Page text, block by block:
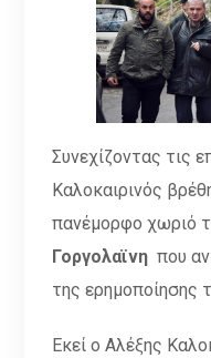
Συνεχίζοντας τις
Καλοκαιρινός
πανέμορφο χωριό
Γοργολαϊνη που
της ερημοποίησης
Εκεί ο Αλέξης